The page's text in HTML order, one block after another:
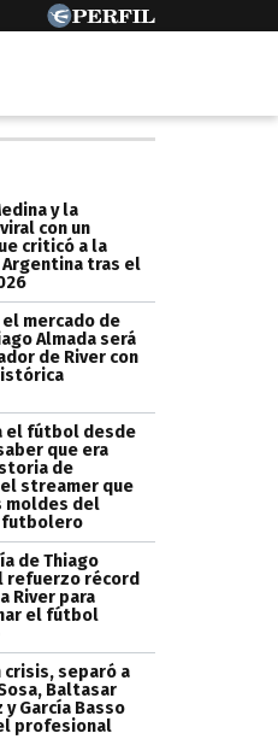
y la
con un
criticó a la
tras el
el mercado de
Almada será
de River con
el fútbol desde
que era
de
el streamer que
moldes del
futbolero
de Thiago
refuerzo récord
River para
el fútbol
crisis, separó a
Baltasar
García Basso
profesional